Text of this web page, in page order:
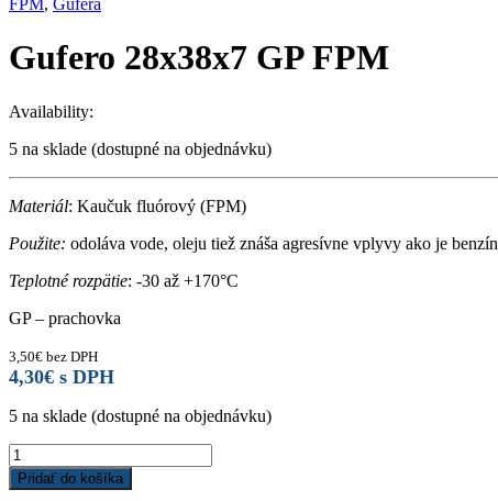
FPM, Gufera
Gufero 28x38x7 GP FPM
Availability:
5 na sklade (dostupné na objednávku)
Materiál: Kaučuk fluórový (FPM)
Použite: odoláva vode, oleju tiež znáša agresívne vplyvy ako je benzín
Teplotné rozpätie: -30 až +170°C
GP – prachovka
3,50€ bez DPH
4,30€ s DPH
5 na sklade (dostupné na objednávku)
Gufero
28x38x7
GP
Pridať do košíka